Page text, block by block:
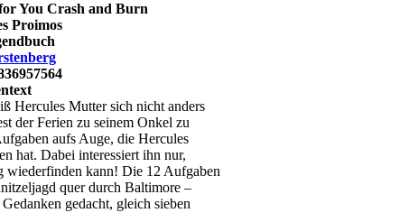
You Crash and Burn
Proimos
Hercules Mutter sich nicht anders
der Ferien zu seinem Onkel zu
aufs Auge, die Hercules
hat. Dabei interessiert ihn nur,
wiederfinden kann! Die 12 Aufgaben
quer durch Baltimore –
gedacht, gleich sieben